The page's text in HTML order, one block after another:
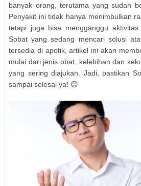
banyak orang, terutama yang sudah
Penyakit ini tidak hanya menimbulkan
tetapi juga bisa mengganggu
Sobat yang sedang mencari solusi
tersedia di apotik, artikel ini akan
mulai dari jenis obat, kelebihan dan
yang sering diajukan. Jadi, pastikan
sampai selesai ya! 😊